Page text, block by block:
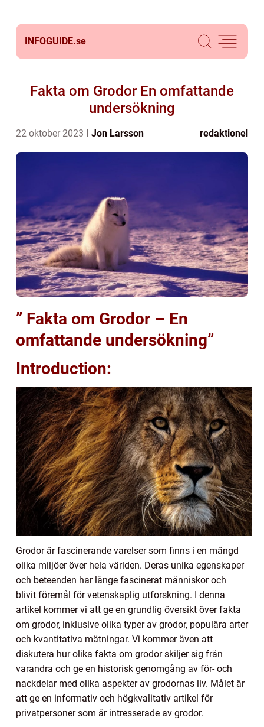
INFOGUIDE.se
Fakta om Grodor En omfattande
undersökning
22 oktober 2023 Jon Larsson redaktionel
” Fakta om Grodor – En
omfattande undersökning”
Introduction:
Grodor är fascinerande varelser som finns i en mängd
olika miljöer över hela världen. Deras unika egenskaper
och beteenden har länge fascinerat människor och
blivit föremål för vetenskaplig utforskning. I denna
artikel kommer vi att ge en grundlig översikt över fakta
om grodor, inklusive olika typer av grodor, populära arter
och kvantitativa mätningar. Vi kommer även att
diskutera hur olika fakta om grodor skiljer sig från
varandra och ge en historisk genomgång av för- och
nackdelar med olika aspekter av grodornas liv. Målet är
att ge en informativ och högkvalitativ artikel för
privatpersoner som är intresserade av grodor.